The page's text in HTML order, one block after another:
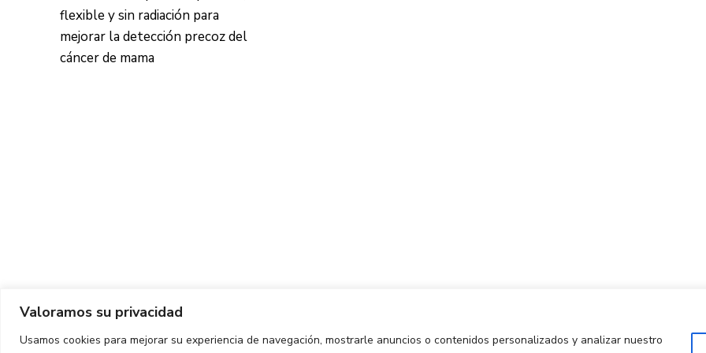
Valoramos su privacidad
Usamos cookies para mejorar su experiencia de navegación, mostrarle anuncios o contenidos personalizados y analizar nuestro
flexible y sin radiación para
mejorar la detección precoz del
cáncer de mama
Copyright © 2026CIT UPC. All rights reserved.